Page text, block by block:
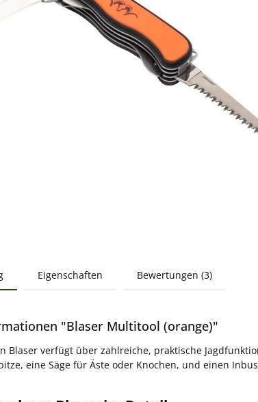
Eigenschaften Bewertungen (3)
"Blaser Multitool (orange)"
Blaser verfügt über zahlreiche, praktische
eine Säge für Äste oder Knochen, und einen